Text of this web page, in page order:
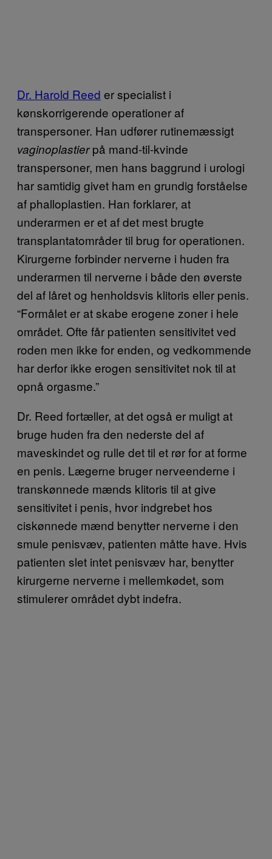
Dr. Harold Reed er specialist i
kønskorrigerende operationer af
transpersoner. Han udfører rutinemæssigt
vaginoplastierpå mand-til-kvinde
transpersoner, men hans baggrund i urologi
har samtidig givet ham en grundig forståelse
af phalloplastien. Han forklarer, at
underarmen er et af det mest brugte
transplantatområder til brug for operationen.
Kirurgerne forbinder nerverne i huden fra
underarmen til nerverne i både den øverste
del af låret og henholdsvis klitoris eller penis.
“Formålet er at skabe erogene zoner i hele
området. Ofte får patienten sensitivitet ved
roden men ikke for enden, og vedkommende
har derfor ikke erogen sensitivitet nok til at
opnå orgasme.”
Dr. Reed fortæller, at det også er muligt at
bruge huden fra den nederste del af
maveskindet og rulle det til et rør for at forme
en penis. Lægerne bruger nerveenderne i
transkønnede mænds klitoris til at give
sensitivitet i penis, hvor indgrebet hos
ciskønnede mænd benytter nerverne i den
smule penisvæv, patienten måtte have. Hvis
patienten slet intet penisvæv har, benytter
kirurgerne nerverne i mellemkødet, som
stimulerer området dybt indefra.